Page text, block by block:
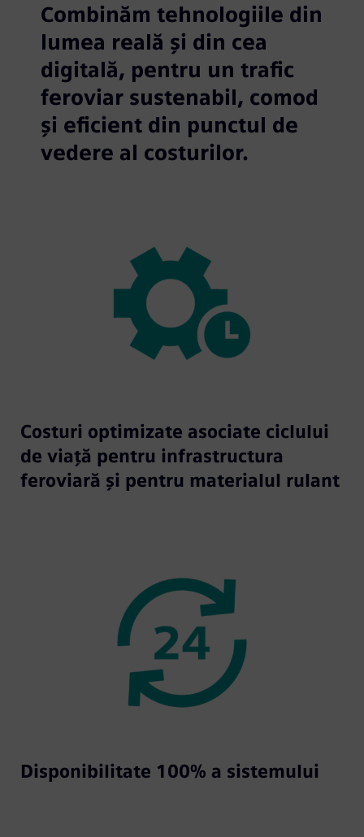
Combinăm tehnologiile din
lumea reală și din cea
digitală, pentru un trafic
feroviar sustenabil, comod
și eficient din punctul de
vedere al costurilor.
Costuri optimizate asociate ciclului
de viață pentru infrastructura
feroviară și pentru materialul rulant
Disponibilitate 100% a sistemului